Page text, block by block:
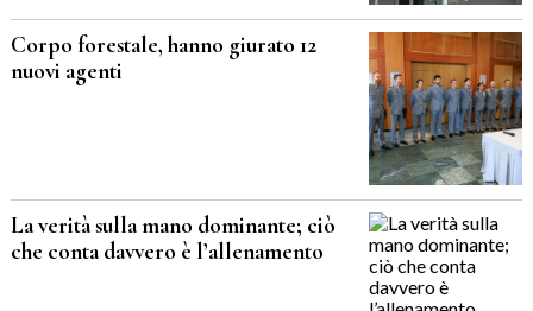
Corpo forestale, hanno giurato 12
nuovi agenti
La verità sulla mano dominante; ciò
che conta davvero è l’allenamento